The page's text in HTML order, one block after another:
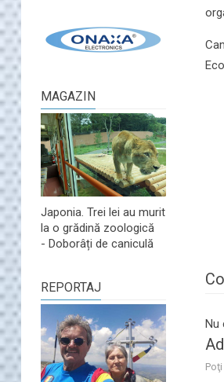
MAGAZIN
Japonia. Trei lei au murit
la o grădină zoologică
- Doborâți de caniculă
REPORTAJ
Nu